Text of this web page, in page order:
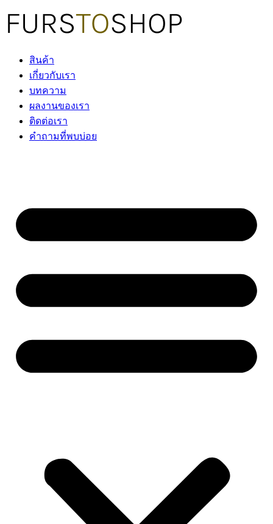
to
content
สินค้า
เกี่ยวกับเรา
บทความ
ผลงานของเรา
ติดต่อเรา
คำถามที่พบบ่อย